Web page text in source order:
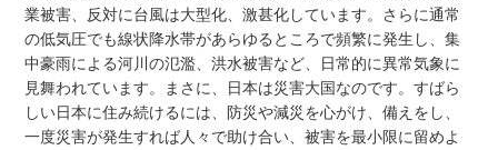
業被害、反対に台風は大型化、激甚化しています。さらに通常
の低気圧でも線状降水帯があらゆるところで頻繁に発生し、集
中豪雨による河川の氾濫、洪水被害など、日常的に異常気象に
見舞われています。まさに、日本は災害大国なのです。すばら
しい日本に住み続けるには、防災や減災を心がけ、備えをし、
一度災害が発生すれば人々で助け合い、被害を最小限に留めよ